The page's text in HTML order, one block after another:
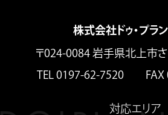
株式会社ドゥ・プラ
〒024-0084 岩手県北上市
TEL 0197-62-7520 FAX
対応エリア